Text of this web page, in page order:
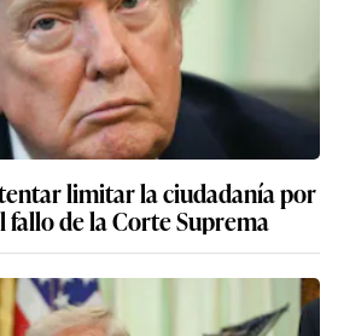
limitar la ciudadanía por
fallo de la Corte Suprema